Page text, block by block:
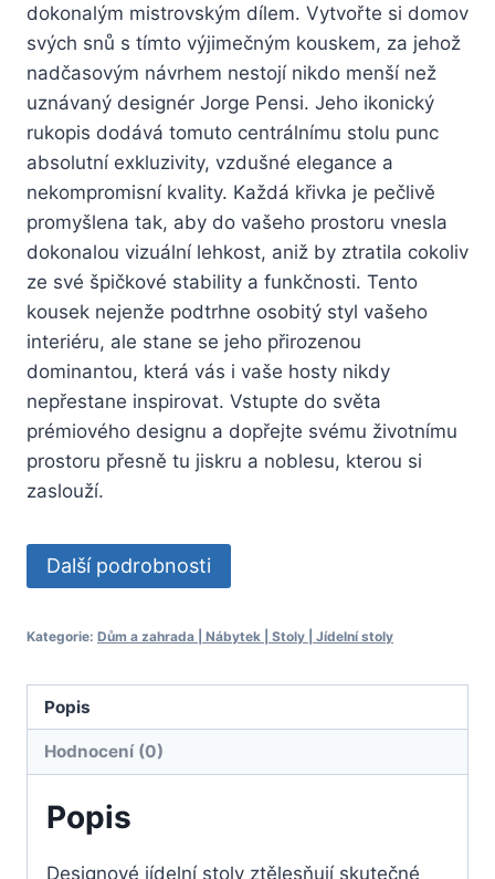
dokonalým mistrovským dílem. Vytvořte si domov
svých snů s tímto výjimečným kouskem, za jehož
nadčasovým návrhem nestojí nikdo menší než
uznávaný designér Jorge Pensi. Jeho ikonický
rukopis dodává tomuto centrálnímu stolu punc
absolutní exkluzivity, vzdušné elegance a
nekompromisní kvality. Každá křivka je pečlivě
promyšlena tak, aby do vašeho prostoru vnesla
dokonalou vizuální lehkost, aniž by ztratila cokoliv
ze své špičkové stability a funkčnosti. Tento
kousek nejenže podtrhne osobitý styl vašeho
interiéru, ale stane se jeho přirozenou
dominantou, která vás i vaše hosty nikdy
nepřestane inspirovat. Vstupte do světa
prémiového designu a dopřejte svému životnímu
prostoru přesně tu jiskru a noblesu, kterou si
zaslouží.
Další podrobnosti
Kategorie: Dům a zahrada | Nábytek | Stoly | Jídelní stoly
Popis
Hodnocení (0)
Popis
Designové jídelní stoly ztělesňují skutečné